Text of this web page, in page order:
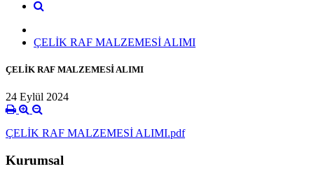
ÇELİK RAF MALZEMESİ ALIMI
ÇELİK RAF MALZEMESİ ALIMI
24 Eylül 2024
ÇELİK RAF MALZEMESİ ALIMI.pdf
Kurumsal